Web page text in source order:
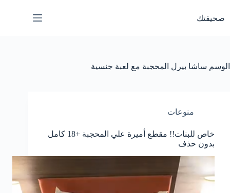
المحتوى
صحيفتك
الوسم ساشا بيرل المحجبة مع لعبة جنسية
منوعات
خاص للبنات!! مقطع أميرة علي المحجبة +18 كامل
بدون حذف